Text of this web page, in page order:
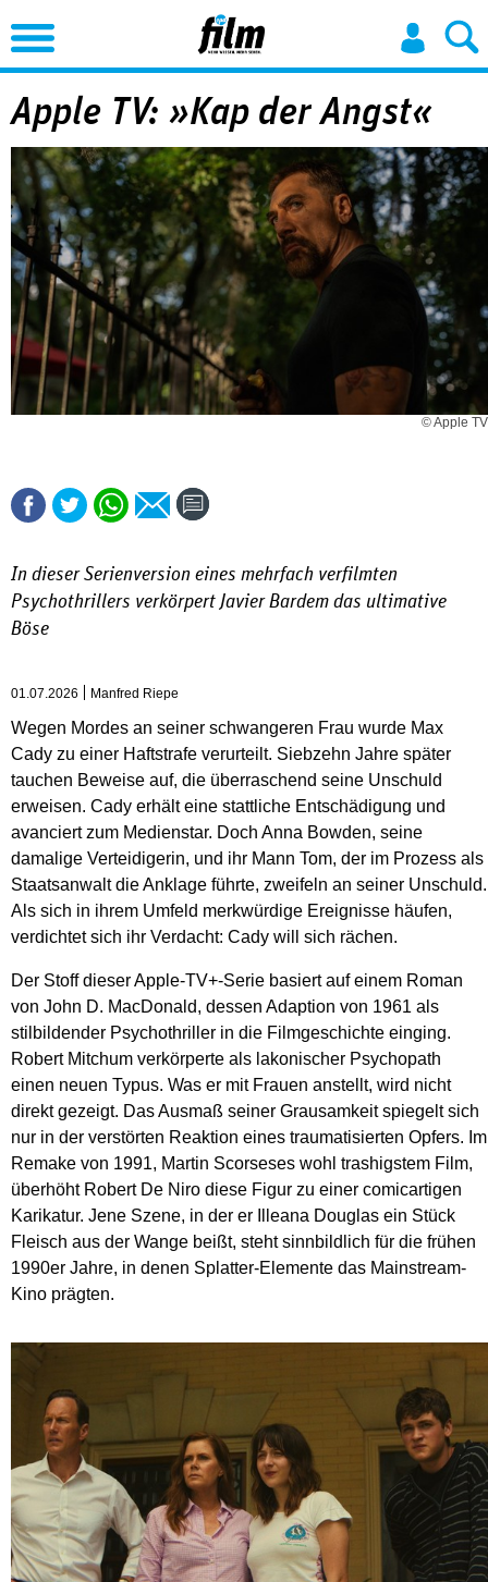
Jump to Navigation
Apple TV: »Kap der Angst«
© Apple TV
In dieser Serienversion eines mehrfach verfilmten
Psychothrillers verkörpert Javier Bardem das ultimative
Böse
01.07.2026 Manfred Riepe
Wegen Mordes an seiner schwangeren Frau wurde Max
Cady zu einer Haftstrafe verurteilt. Siebzehn Jahre später
tauchen Beweise auf, die überraschend seine Unschuld
erweisen. Cady erhält eine stattliche Entschädigung und
avanciert zum Medienstar. Doch Anna Bowden, seine
damalige Verteidigerin, und ihr Mann Tom, der im Prozess als
Staatsanwalt die Anklage führte, zweifeln an seiner Unschuld.
Als sich in ihrem Umfeld merkwürdige Ereignisse häufen,
verdichtet sich ihr Verdacht: Cady will sich rächen.
Der Stoff dieser Apple-TV+-Serie basiert auf einem Roman
von John D. MacDonald, dessen Adaption von 1961 als
stilbildender Psychothriller in die Filmgeschichte einging.
Robert Mitchum verkörperte als lakonischer Psychopath
einen neuen Typus. Was er mit Frauen anstellt, wird nicht
direkt gezeigt. Das Ausmaß seiner Grausamkeit spiegelt sich
nur in der verstörten Reaktion eines traumatisierten Opfers. Im
Remake von 1991, Martin Scorseses wohl trashigstem Film,
überhöht Robert De Niro diese Figur zu einer comicartigen
Karikatur. Jene Szene, in der er Illeana Douglas ein Stück
Fleisch aus der Wange beißt, steht sinnbildlich für die frühen
1990er Jahre, in denen Splatter-Elemente das Mainstream-
Kino prägten.